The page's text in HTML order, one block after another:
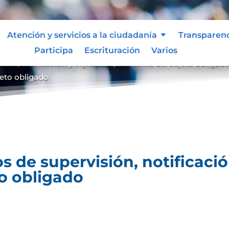
Atención y servicios a la ciudadanía
Participa
Escrituración
Varios
obligado
de supervisión,
obligado